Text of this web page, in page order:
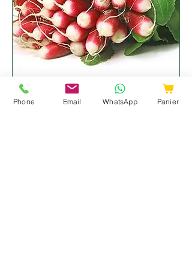
Radis rose
Phone Email WhatsApp Panier